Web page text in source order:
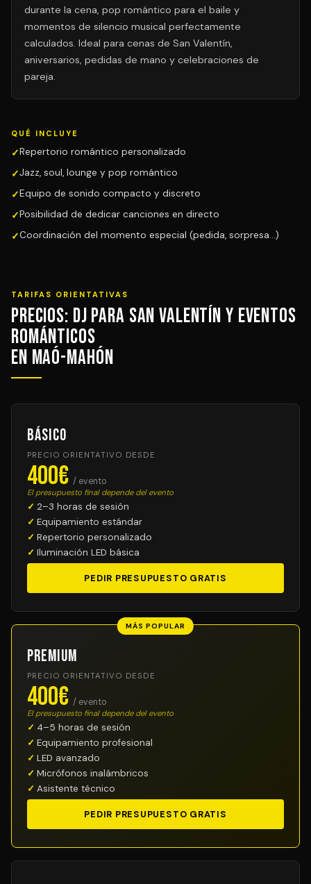
durante la cena, pop romántico para el baile y
momentos de silencio musical perfectamente
calculados. Ideal para cenas de San Valentín,
aniversarios, pedidas de mano y celebraciones de
pareja.
QUÉ INCLUYE
Repertorio romántico personalizado
Jazz, soul, lounge y pop romántico
Equipo de sonido compacto y discreto
Posibilidad de dedicar canciones en directo
Coordinación del momento especial (pedida, sorpresa...)
TARIFAS ORIENTATIVAS
Precios: DJ para San Valentín y Eventos
Románticos
en Maó-Mahón
Básico
PRECIO ORIENTATIVO DESDE
400€ / evento
El presupuesto final depende del evento
2–3 horas de sesión
Equipamiento estándar
Repertorio personalizado
Iluminación LED básica
PEDIR PRESUPUESTO GRATIS
MÁS POPULAR
Premium
PRECIO ORIENTATIVO DESDE
400€ / evento
El presupuesto final depende del evento
4–5 horas de sesión
Equipamiento profesional
LED avanzado
Micrófonos inalámbricos
Asistente técnico
PEDIR PRESUPUESTO GRATIS